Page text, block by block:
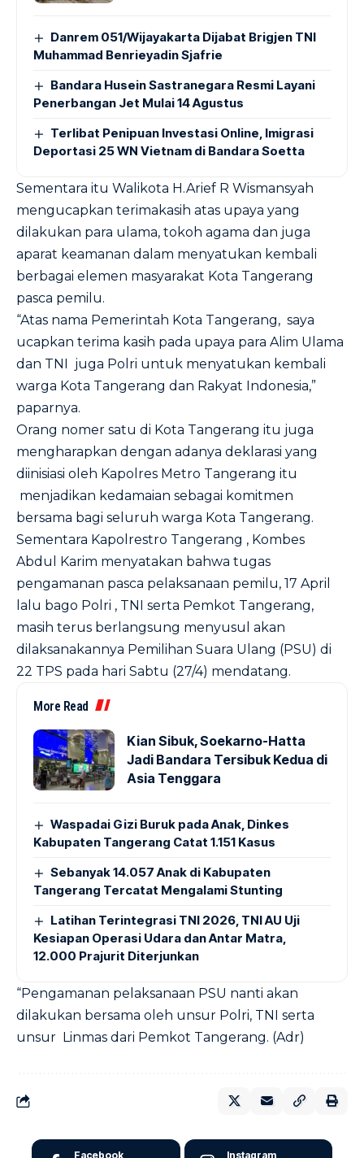
Danrem 051/Wijayakarta Dijabat Brigjen TNI
Muhammad Benrieyadin Sjafrie
Bandara Husein Sastranegara Resmi Layani
Penerbangan Jet Mulai 14 Agustus
Terlibat Penipuan Investasi Online, Imigrasi
Deportasi 25 WN Vietnam di Bandara Soetta
Sementara itu Walikota H.Arief R Wismansyah
mengucapkan terimakasih atas upaya yang
dilakukan para ulama, tokoh agama dan juga
aparat keamanan dalam menyatukan kembali
berbagai elemen masyarakat Kota Tangerang
pasca pemilu.
“Atas nama Pemerintah Kota Tangerang, saya
ucapkan terima kasih pada upaya para Alim Ulama
dan TNI juga Polri untuk menyatukan kembali
warga Kota Tangerang dan Rakyat Indonesia,”
paparnya.
Orang nomer satu di Kota Tangerang itu juga
mengharapkan dengan adanya deklarasi yang
diinisiasi oleh Kapolres Metro Tangerang itu
menjadikan kedamaian sebagai komitmen
bersama bagi seluruh warga Kota Tangerang.
Sementara Kapolrestro Tangerang , Kombes
Abdul Karim menyatakan bahwa tugas
pengamanan pasca pelaksanaan pemilu, 17 April
lalu bago Polri , TNI serta Pemkot Tangerang,
masih terus berlangsung menyusul akan
dilaksanakannya Pemilihan Suara Ulang (PSU) di
22 TPS pada hari Sabtu (27/4) mendatang.
More Read
Kian Sibuk, Soekarno-Hatta
Jadi Bandara Tersibuk Kedua di
Asia Tenggara
Waspadai Gizi Buruk pada Anak, Dinkes
Kabupaten Tangerang Catat 1.151 Kasus
Sebanyak 14.057 Anak di Kabupaten
Tangerang Tercatat Mengalami Stunting
Latihan Terintegrasi TNI 2026, TNI AU Uji
Kesiapan Operasi Udara dan Antar Matra,
12.000 Prajurit Diterjunkan
“Pengamanan pelaksanaan PSU nanti akan
dilakukan bersama oleh unsur Polri, TNI serta
unsur Linmas dari Pemkot Tangerang. (Adr)
Facebook Instagram